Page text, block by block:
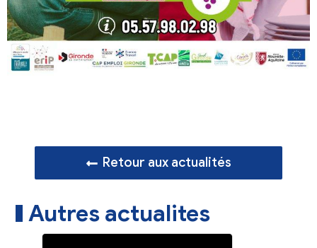
Retour aux actualités
Autres actualites